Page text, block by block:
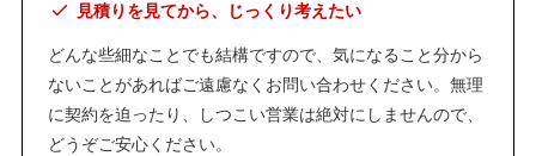
見積りを見てから、じっくり考えたい
どんな些細なことでも結構ですので、気になること分から
ないことがあればご遠慮なくお問い合わせください。無理
に契約を迫ったり、しつこい営業は絶対にしませんので、
どうぞご安心ください。